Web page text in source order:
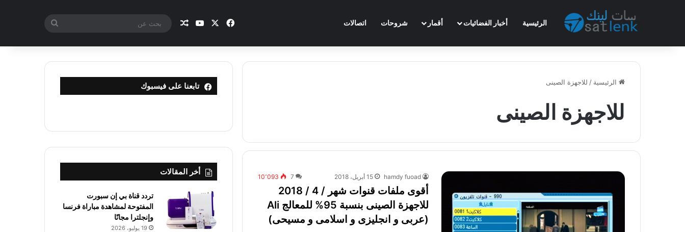
الرئيسية أخبار الفضائيات أقمار شروحات اتصالات فيسبوك يوتيوب مقال عشوائي
الرئيسية / للاجهزة الصينى
للاجهزة الصينى
hamdy fuoad 15 أبريل، 2018 7 10٬093
أقوى ملفات قنوات شهر / 4 / 2018
للاجهزة الصينى بنسبة 95% للمعالج Ali
(عربى و انجليزى و اسلامى و مسيحى)
تابعنا على فيسبوك
أخر المقالات
تردد قناة بي إن سبورت
المفتوحة لمشاهدة مباراة فرنسا
وإنجلترا مجانًا
19 يوليو، 2026